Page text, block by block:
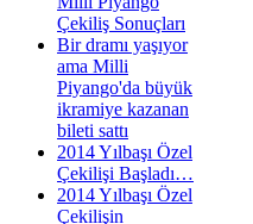
Çekiliş Sonuçları
Bir dramı yaşıyor
ama Milli
Piyango'da büyük
ikramiye kazanan
bileti sattı
2014 Yılbaşı Özel
Çekilişi Başladı…
2014 Yılbaşı Özel
Çekilişin